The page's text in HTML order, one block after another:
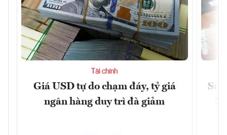
Tài chính
Giá USD tự do chạm đáy, tỷ giá
ngân hàng duy trì đà giảm